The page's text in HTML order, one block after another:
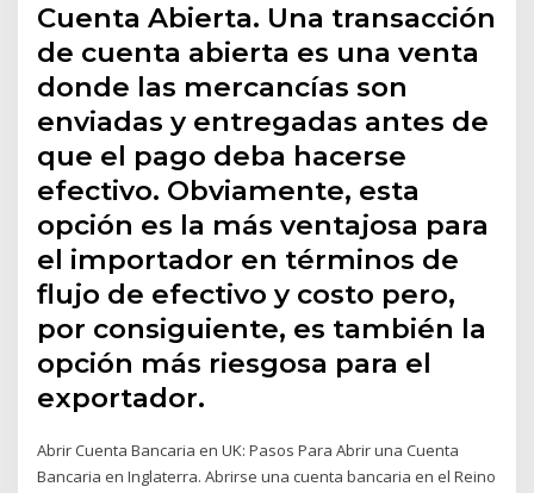
Cuenta Abierta. Una transacción
de cuenta abierta es una venta
donde las mercancías son
enviadas y entregadas antes de
que el pago deba hacerse
efectivo. Obviamente, esta
opción es la más ventajosa para
el importador en términos de
flujo de efectivo y costo pero,
por consiguiente, es también la
opción más riesgosa para el
exportador.
Abrir Cuenta Bancaria en UK: Pasos Para Abrir una Cuenta
Bancaria en Inglaterra. Abrirse una cuenta bancaria en el Reino